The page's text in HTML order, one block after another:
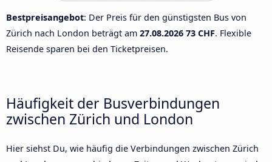
Bestpreisangebot: Der Preis für den günstigsten Bus von
Zürich nach London beträgt am 27.08.2026 73 CHF. Flexible
Reisende sparen bei den Ticketpreisen.
Häufigkeit der Busverbindungen
zwischen Zürich und London
Hier siehst Du, wie häufig die Verbindungen zwischen Zürich